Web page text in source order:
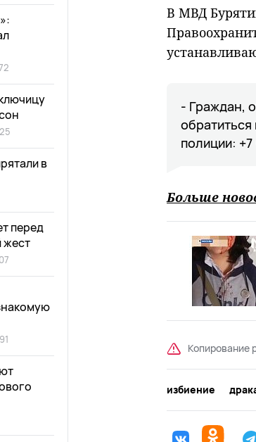
В МВД
- Граждан,
полиции:
Больше
Копирование
избиение
в
перед
жест